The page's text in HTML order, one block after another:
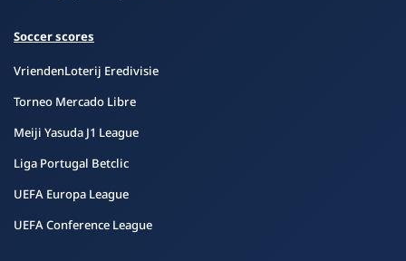
Soccer scores
VriendenLoterij Eredivisie
Torneo Mercado Libre
Meiji Yasuda J1 League
Liga Portugal Betclic
UEFA Europa League
UEFA Conference League